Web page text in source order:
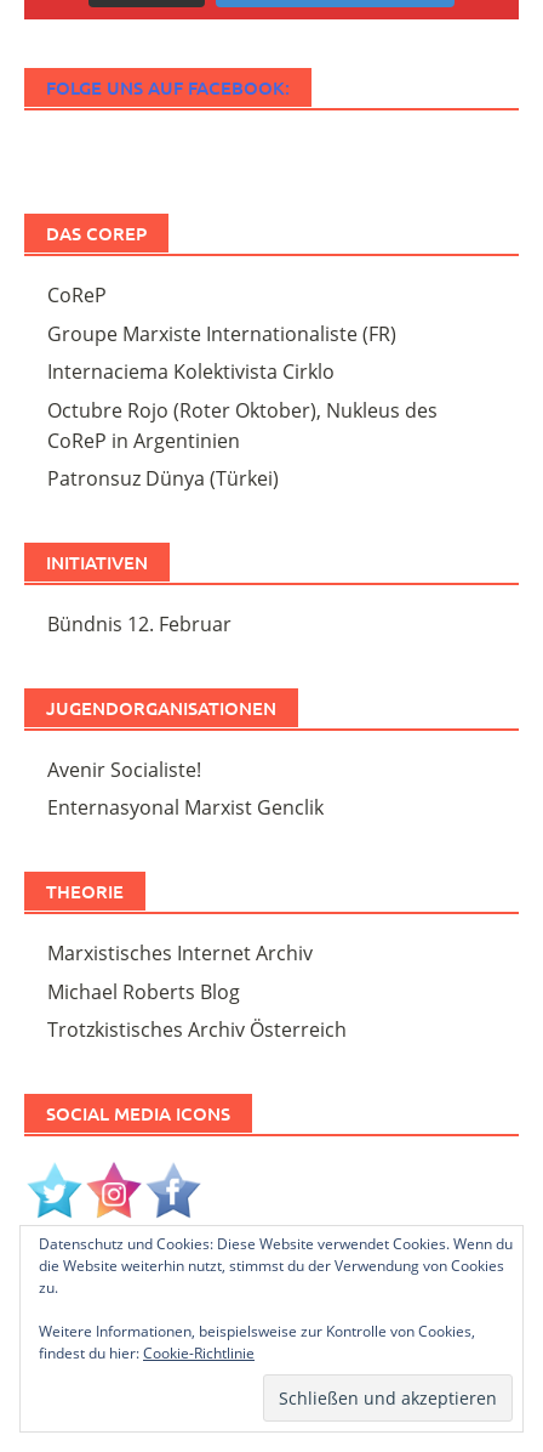
FOLGE UNS AUF FACEBOOK:
DAS COREP
CoReP
Groupe Marxiste Internationaliste (FR)
Internaciema Kolektivista Cirklo
Octubre Rojo (Roter Oktober), Nukleus des
CoReP in Argentinien
Patronsuz Dünya (Türkei)
INITIATIVEN
Bündnis 12. Februar
JUGENDORGANISATIONEN
Avenir Socialiste!
Enternasyonal Marxist Genclik
THEORIE
Marxistisches Internet Archiv
Michael Roberts Blog
Trotzkistisches Archiv Österreich
SOCIAL MEDIA ICONS
PLEASE FOLLOW & LIKE US :)
Datenschutz und Cookies: Diese Website verwendet Cookies. Wenn du
die Website weiterhin nutzt, stimmst du der Verwendung von Cookies
zu.
Weitere Informationen, beispielsweise zur Kontrolle von Cookies,
findest du hier:Cookie-Richtlinie